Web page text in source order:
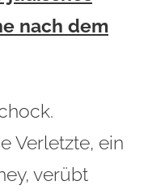
nach dem
Verletzte, ein
verübt